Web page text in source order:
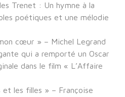
Trenet : Un hymne à la
poétiques et une mélodie
cœur » – Michel Legrand
qui a remporté un Oscar
dans le film « L’Affaire
et les filles » – Françoise